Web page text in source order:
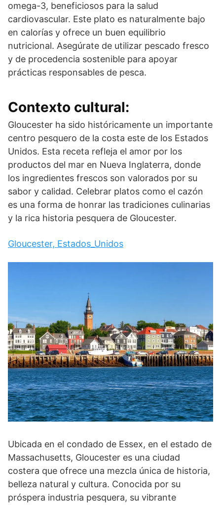
omega-3, beneficiosos para la salud
cardiovascular. Este plato es naturalmente bajo
en calorías y ofrece un buen equilibrio
nutricional. Asegúrate de utilizar pescado fresco
y de procedencia sostenible para apoyar
prácticas responsables de pesca.
Contexto cultural:
Gloucester ha sido históricamente un importante
centro pesquero de la costa este de los Estados
Unidos. Esta receta refleja el amor por los
productos del mar en Nueva Inglaterra, donde
los ingredientes frescos son valorados por su
sabor y calidad. Celebrar platos como el cazón
es una forma de honrar las tradiciones culinarias
y la rica historia pesquera de Gloucester.
Gloucester, Estados_Unidos
Ubicada en el condado de Essex, en el estado de
Massachusetts, Gloucester es una ciudad
costera que ofrece una mezcla única de historia,
belleza natural y cultura. Conocida por su
próspera industria pesquera, su vibrante